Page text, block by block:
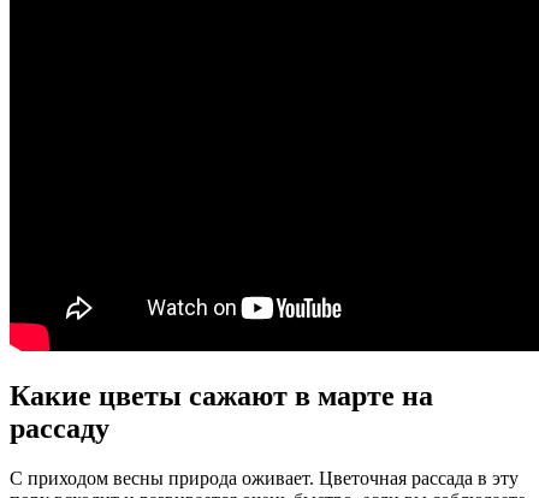
Какие цветы сажают в марте на
рассаду
С приходом весны природа оживает. Цветочная рассада в эту